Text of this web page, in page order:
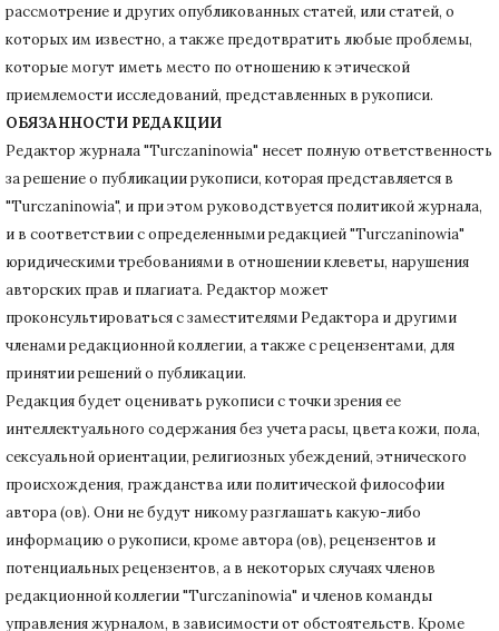
рассмотрение и других опубликованных статей, или статей, о
которых им известно, а также предотвратить любые проблемы,
которые могут иметь место по отношению к этической
приемлемости исследований, представленных в рукописи.
ОБЯЗАННОСТИ РЕДАКЦИИ
Редактор журнала "Turczaninowia" несет полную ответственность
за решение о публикации рукописи, которая представляется в
"Turczaninowia", и при этом руководствуется политикой журнала,
и в соответствии с определенными редакцией "Turczaninowia"
юридическими требованиями в отношении клеветы, нарушения
авторских прав и плагиата. Редактор может
проконсультироваться с заместителями Редактора и другими
членами редакционной коллегии, а также с рецензентами, для
принятии решений о публикации.
Редакция будет оценивать рукописи с точки зрения ее
интеллектуального содержания без учета расы, цвета кожи, пола,
сексуальной ориентации, религиозных убеждений, этнического
происхождения, гражданства или политической философии
автора (ов). Они не будут никому разглашать какую-либо
информацию о рукописи, кроме автора (ов), рецензентов и
потенциальных рецензентов, а в некоторых случаях членов
редакционной коллегии "Turczaninowia" и членов команды
управления журналом, в зависимости от обстоятельств. Кроме